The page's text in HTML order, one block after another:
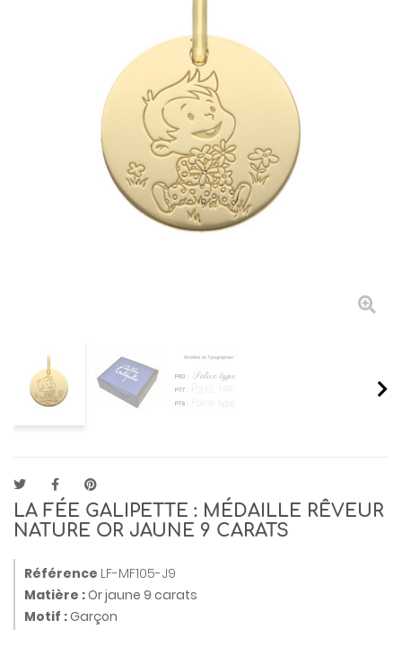
LA FÉE GALIPETTE : MÉDAILLE RÊVEUR
NATURE OR JAUNE 9 CARATS
Référence LF-MF105-J9
Matière :Or jaune 9 carats
Motif :Garçon